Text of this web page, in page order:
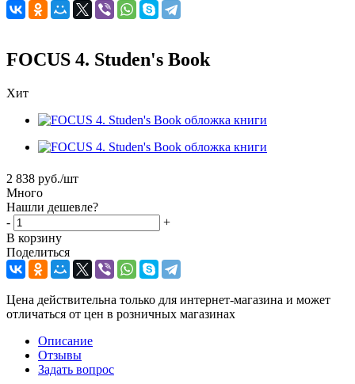
FOCUS 4. Studen's Book
Хит
2 838 руб./шт
Много
Нашли дешевле?
-
+
В корзину
Поделиться
Цена действительна только для интернет-магазина и может
отличаться от цен в розничных магазинах
Описание
Отзывы
Задать вопрос